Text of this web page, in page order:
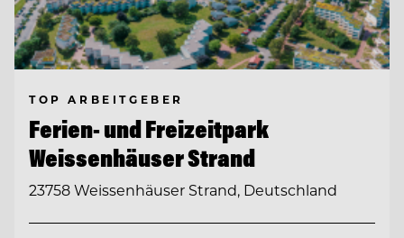
TOP ARBEITGEBER
Ferien- und Freizeitpark
Weissenhäuser Strand
23758 Weissenhäuser Strand, Deutschland